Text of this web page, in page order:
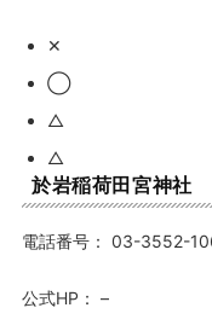
✕
◯
△
△
於岩稲荷田宮神社
電話番号： 03-3552-
公式HP： –